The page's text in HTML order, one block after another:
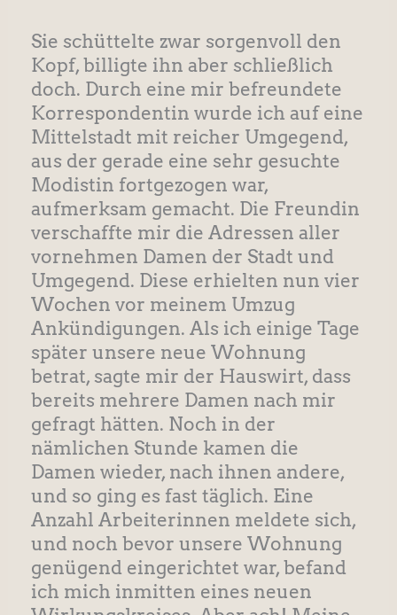
Sie schüttelte zwar sorgenvoll den
Kopf, billigte ihn aber schließlich
doch. Durch eine mir befreundete
Korrespondentin wurde ich auf eine
Mittelstadt mit reicher Umgegend,
aus der gerade eine sehr gesuchte
Modistin fortgezogen war,
aufmerksam gemacht. Die Freundin
verschaffte mir die Adressen aller
vornehmen Damen der Stadt und
Umgegend. Diese erhielten nun vier
Wochen vor meinem Umzug
Ankündigungen. Als ich einige Tage
später unsere neue Wohnung
betrat, sagte mir der Hauswirt, dass
bereits mehrere Damen nach mir
gefragt hätten. Noch in der
nämlichen Stunde kamen die
Damen wieder, nach ihnen andere,
und so ging es fast täglich. Eine
Anzahl Arbeiterinnen meldete sich,
und noch bevor unsere Wohnung
genügend eingerichtet war, befand
ich mich inmitten eines neuen